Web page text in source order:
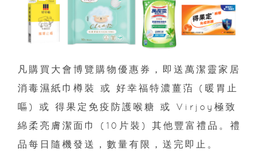
凡購買大會博覽購物優惠券，即送萬潔靈家居
消毒濕紙巾樽裝 或 好幸福特濃薑萡 (暖胃止
嘔) 或 得果定免疫防護喉糖 或 Virjoy極致
綿柔亮膚潔面巾 (10片裝) 其他豐富禮品。禮
品每日隨機發送，數量有限，送完即止。